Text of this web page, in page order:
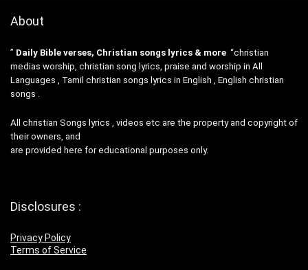
About
” Daily Bible verses, Christian songs lyrics & more “christian
medias worship, christian song lyrics, praise and worship in All
Languages , Tamil christian songs lyrics in English , English christian
songs .
All christian Songs lyrics , videos etc are the property and copyright of
their owners, and
are provided here for educational purposes only.
Disclosures :
Privacy Policy
Terms of Service